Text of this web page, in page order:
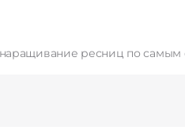
ресниц по